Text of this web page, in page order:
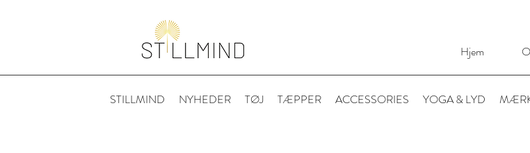
Hjem
STILLMIND NYHEDER TØJ TÆPPER ACCESSORIES YOGA & LYD